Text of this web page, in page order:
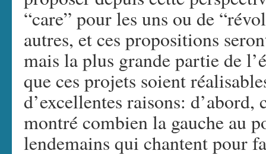
“care” pour les uns ou de
autres, et ces propositions
mais la plus grande partie de
que ces projets soient
d’excellentes raisons:
montré combien la gauche au
lendemains qui chantent pour